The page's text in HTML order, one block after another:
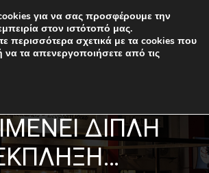
ΣΑΣ
ΔΙΠΛΉ
για να σας προσφέρουμε την
στον ιστότοπό μας.
περισσότερα σχετικά με τα cookies που
τα απενεργοποιήσετε από τις